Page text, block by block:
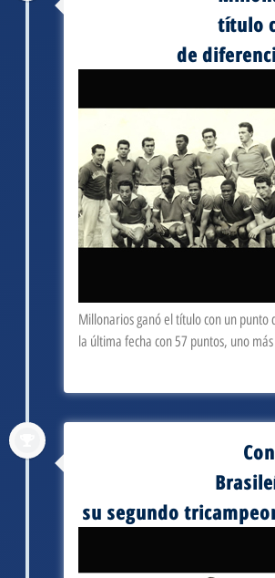
título
de
Millonarios ganó el título con un punto
la última fecha con 57 puntos, uno
su segundo